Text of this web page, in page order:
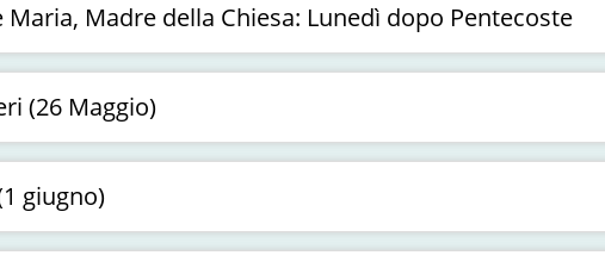
Maria, Madre della Chiesa: Lunedì dopo Pentecoste
(26 Maggio)
giugno)